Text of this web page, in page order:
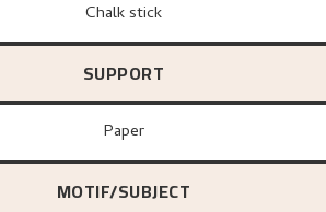
Chalk stick
SUPPORT
paper
MOTIF/SUBJECT